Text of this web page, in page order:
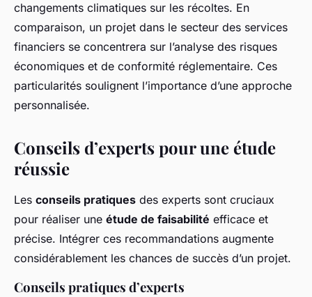
changements climatiques sur les récoltes. En
comparaison, un projet dans le secteur des services
financiers se concentrera sur l’analyse des risques
économiques et de conformité réglementaire. Ces
particularités soulignent l’importance d’une approche
personnalisée.
Conseils d’experts pour une étude
réussie
Les conseils pratiques des experts sont cruciaux
pour réaliser une étude de faisabilité efficace et
précise. Intégrer ces recommandations augmente
considérablement les chances de succès d’un projet.
Conseils pratiques d’experts